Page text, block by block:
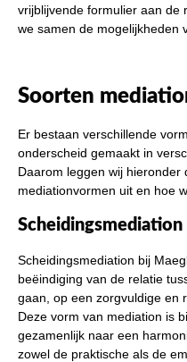
vrijblijvende formulier aan de
we samen de mogelijkheden
Soorten
Er bestaan verschillende
onderscheid gemaakt in
Daarom leggen wij hieronder
mediationvormen uit en hoe
Scheidingsmediation
Scheidingsmediation bij
beëindiging van de relatie
gaan, op een zorgvuldige en
Deze vorm van mediation is
gezamenlijk naar een
zowel de praktische als de